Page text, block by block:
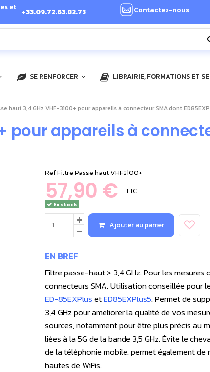
et
+33.09.72.63.82.73 Contactez-nous
SE RENFORCER LIBRAIRIE, FORMATIONS ET
haut 3,4 GHz VHF-3100+ pour appareils à connecteur SMA dont
pour appareils à
RefFiltre Passe haut VHF3100+
57,90 € TTC
En stock
Ajouter au panier
EN BREF
Filtre passe-haut > 3,4 GHz. Pour les mesures
connecteurs SMA. Utilisation conseillée pour
ED-85EXPlusetED85EXPlus5. Permet de
3,4 GHz pour améliorer la qualité de vos
sources, notamment pour être plus précis au
liées à la 5G de la bande 3,5 GHz. Évite le
de la téléphonie mobile. permet également de
hautes de WiFis.